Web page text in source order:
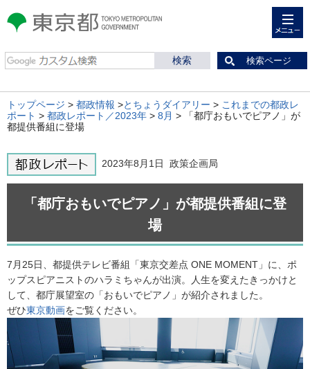
東京都 TOKYO METROPOLITAN
GOVERNMENT
検索ページ
トップページ > 都政情報 >とちょうダイアリー > これまでの都政レ
ポート > 都政レポート／2023年 > 8月 > 「都庁おもいでピアノ」が
都提供番組に登場
2023年8月1日 政策企画局
「都庁おもいでピアノ」が都提供番組に登
場
7月25日、都提供テレビ番組「東京交差点 ONE MOMENT」に、ポ
ップスピアニストのハラミちゃんが出演。人生を変えたきっかけと
して、都庁展望室の「おもいでピアノ」が紹介されました。
ぜひ東京動画をご覧ください。